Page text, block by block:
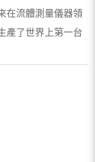
在流體測量儀器領
產了世界上第一台